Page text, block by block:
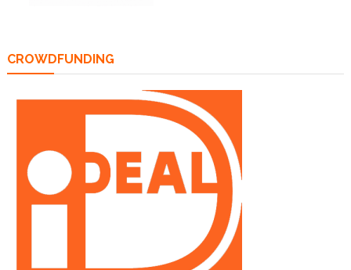
CROWDFUNDING